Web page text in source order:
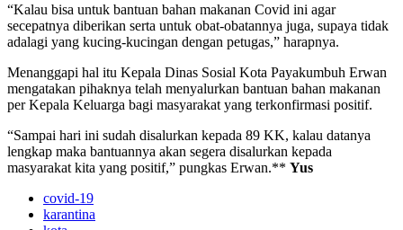
“Kalau bisa untuk bantuan bahan makanan Covid ini agar
secepatnya diberikan serta untuk obat-obatannya juga, supaya tidak
adalagi yang kucing-kucingan dengan petugas,” harapnya.
Menanggapi hal itu Kepala Dinas Sosial Kota Payakumbuh Erwan
mengatakan pihaknya telah menyalurkan bantuan bahan makanan
per Kepala Keluarga bagi masyarakat yang terkonfirmasi positif.
“Sampai hari ini sudah disalurkan kepada 89 KK, kalau datanya
lengkap maka bantuannya akan segera disalurkan kepada
masyarakat kita yang positif,” pungkas Erwan.** Yus
covid-19
karantina